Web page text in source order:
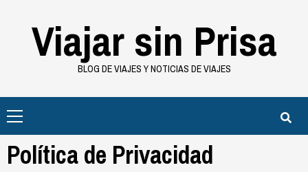
contenidoViajar sin Prisa
BLOG DE VIAJES Y NOTICIAS DE VIAJES
principal
Política de Privacidad